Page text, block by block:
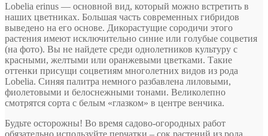
Lobelia erinus — основной вид, который можно встретить в
наших цветниках. Большая часть современных гибридов
выведено на его основе. Дикорастущие сородичи этого
растения имеют исключительно синие или голубые соцветия
(на фото). Вы не найдете среди однолетников культуру с
красными, желтыми или оранжевыми цветками. Такие
оттенки присущи соцветиям многолетних видов из рода
Lobelia. Синяя палитра немного разбавлена лиловыми,
фиолетовыми и белоснежными тонами. Великолепно
смотрятся сорта с белым «глазком» в центре венчика.
Будьте осторожны! Во время садово-огородных работ
обязательно используйте перчатки – сок растений из рода